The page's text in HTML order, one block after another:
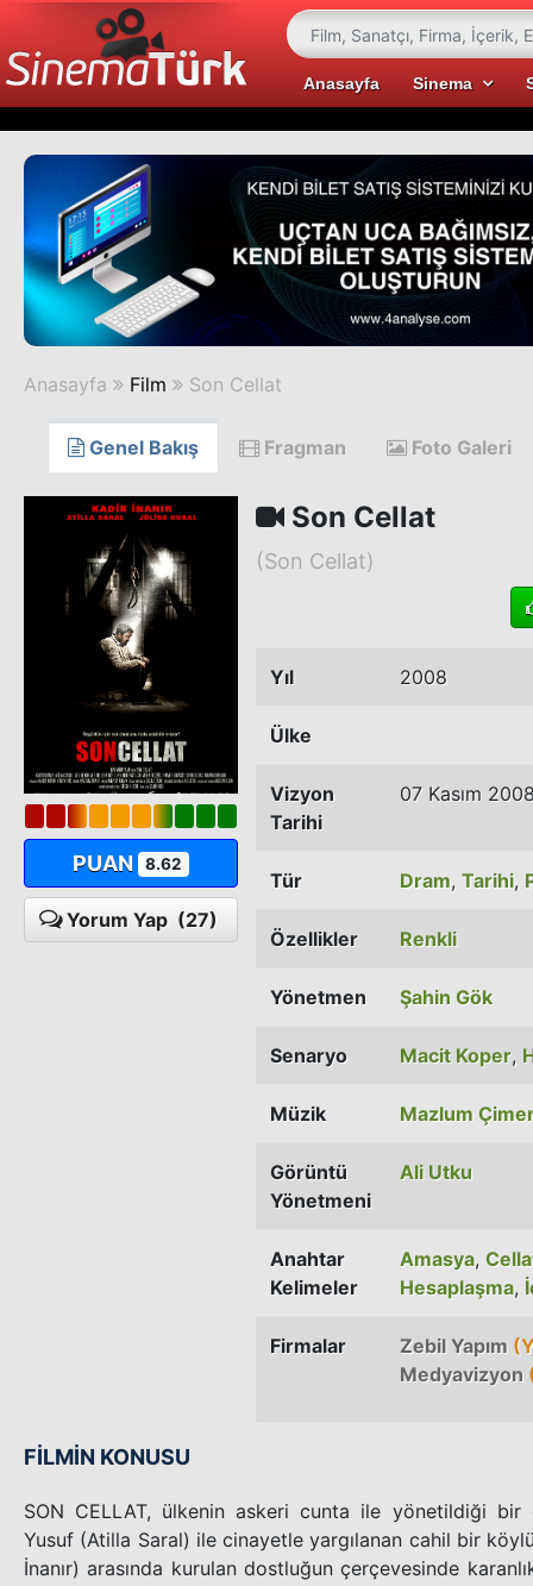
Anasayfa Sinema
Anasayfa Film Son Cellat
Genel Bakış Fragman Foto Galeri
PUAN 8.62
Yorum Yap (27)
Son Cellat
(Son Cellat)
Yıl 2008
Ülke
Vizyon
Tarihi
07 Kasım
Tür Dram, Tarihi,
Özellikler Renkli
Yönetmen Şahin Gök
Senaryo Macit Koper,
Müzik Mazlum
Görüntü
Yönetmeni
Ali Utku
Anahtar
Kelimeler
Amasya,
Hesaplaşma,
Firmalar Zebil Yapım
Medyavizyon
FİLMİN KONUSU
SON CELLAT, ülkenin askeri cunta ile yönetildiği bir
Yusuf (Atilla Saral) ile cinayetle yargılanan cahil bir
İnanır) arasında kurulan dostluğun çerçevesinde